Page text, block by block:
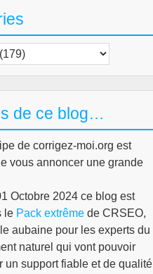
de ce blog…
de corrigez-moi.org est
vous annoncer une grande
Octobre 2024 ce blog est
le Pack extrême de CRSEO,
aubaine pour les experts du
naturel qui vont pouvoir
un support fiable et de qualité